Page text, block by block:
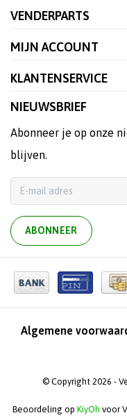
VENDERPARTS
MIJN ACCOUNT
KLANTENSERVICE
NIEUWSBRIEF
Abonneer je op onze
blijven.
ABONNEER
Algemene
© Copyright 2026 -
Beoordeling op KiyOh voor